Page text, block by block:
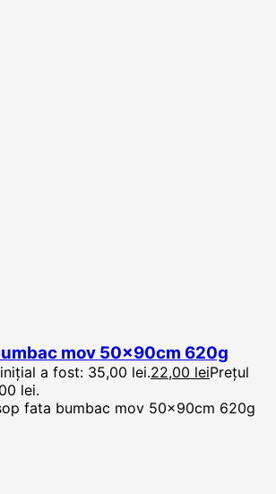
mov 50x90cm 620g
a fost: 35,00 lei.22,00 leiPrețul
lei.
fata bumbac mov 50x90cm 620g